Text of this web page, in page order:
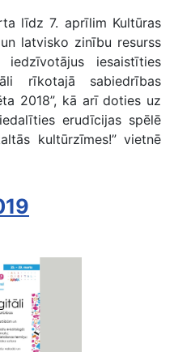
līdz 7. aprīlim Kultūras
latvisko zinību resurss
iesaistīties
rīkotajā sabiedrības
2018”, kā arī doties uz
erudīcijas spēlē
kultūrzīmes!” vietnē